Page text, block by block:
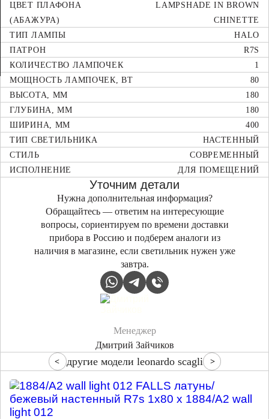
ЦВЕТ ПЛАФОНА
(АБАЖУРА)
LAMPSHADE IN BROWN
CHINETTE
ТИП ЛАМПЫ
HALO
ПАТРОН
R7S
КОЛИЧЕСТВО ЛАМПОЧЕК
1
МОЩНОСТЬ ЛАМПОЧЕК, ВТ
80
ВЫСОТА, ММ
180
ГЛУБИНА, ММ
180
ШИРИНА, ММ
400
ТИП СВЕТИЛЬНИКА
НАСТЕННЫЙ
СТИЛЬ
СОВРЕМЕННЫЙ
ИСПОЛНЕНИЕ
ДЛЯ ПОМЕЩЕНИЙ
Менеджер
Дмитрий Зайчиков
Уточним детали
Нужна дополнительная информация?
Обращайтесь — ответим на интересующие
вопросы, сориентируем по времени доставки
прибора в Россию и подберем аналоги из
наличия в магазине, если светильник нужен уже
завтра.
другие модели leonardo scagli